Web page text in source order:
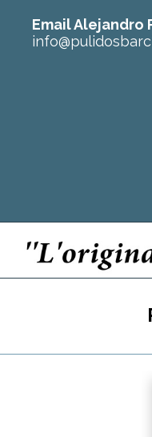
Email Alejandro